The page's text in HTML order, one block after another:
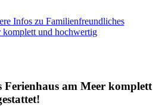
Infos zu Familienfreundliches
komplett und hochwertig
Ferienhaus am Meer komplett